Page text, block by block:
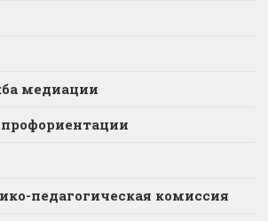
медиации
педагогическая комиссия